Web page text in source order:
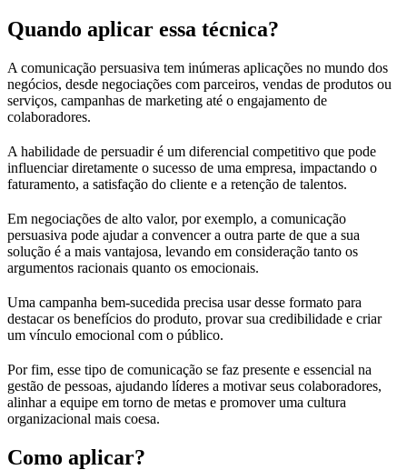
Quando aplicar essa técnica?
A comunicação persuasiva tem inúmeras aplicações no mundo dos
negócios, desde negociações com parceiros, vendas de produtos ou
serviços, campanhas de marketing até o engajamento de
colaboradores.
A habilidade de persuadir é um diferencial competitivo que pode
influenciar diretamente o sucesso de uma empresa, impactando o
faturamento, a satisfação do cliente e a retenção de talentos.
Em negociações de alto valor, por exemplo, a comunicação
persuasiva pode ajudar a convencer a outra parte de que a sua
solução é a mais vantajosa, levando em consideração tanto os
argumentos racionais quanto os emocionais.
Uma campanha bem-sucedida precisa usar desse formato para
destacar os benefícios do produto, provar sua credibilidade e criar
um vínculo emocional com o público.
Por fim, esse tipo de comunicação se faz presente e essencial na
gestão de pessoas, ajudando líderes a motivar seus colaboradores,
alinhar a equipe em torno de metas e promover uma cultura
organizacional mais coesa.
Como aplicar?